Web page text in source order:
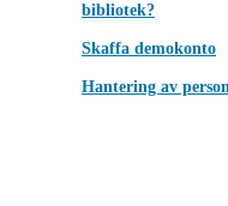
bibliotek?
Skaffa demokonto
Hantering av